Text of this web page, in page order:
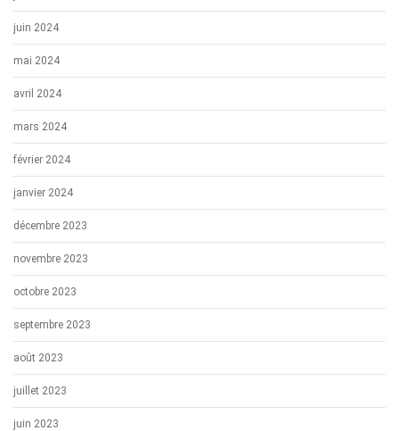
juin 2024
mai 2024
avril 2024
mars 2024
février 2024
janvier 2024
décembre 2023
novembre 2023
octobre 2023
septembre 2023
août 2023
juillet 2023
juin 2023